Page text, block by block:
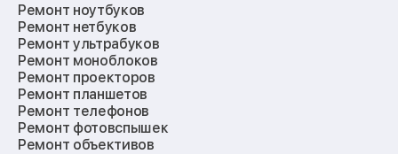
Ремонт ноутбуков
Ремонт нетбуков
Ремонт ультрабуков
Ремонт моноблоков
Ремонт проекторов
Ремонт планшетов
Ремонт телефонов
Ремонт фотовспышек
Ремонт объективов